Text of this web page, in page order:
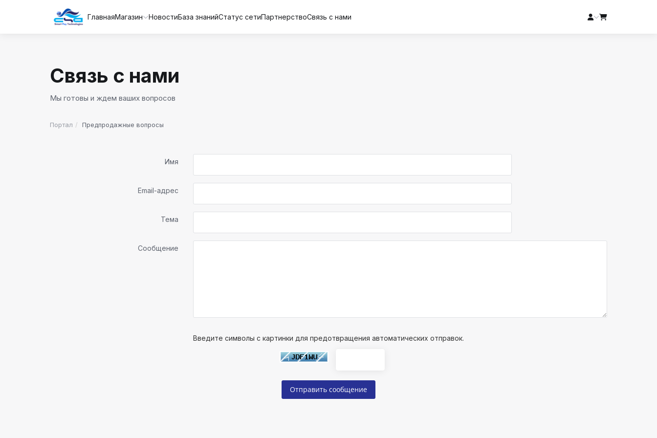
ГлавнаяМагазин НовостиБаза знанийСтатус сетиПартнерствоСвязь с нами
Связь с нами
Мы готовы и ждем ваших вопросов
Портал Предпродажные вопросы
Имя
Email-адрес
Тема
Сообщение
Введите символы с картинки для предотвращения автоматических отправок.
Отправить сообщение